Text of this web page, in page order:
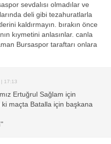
sevdalısı olmadılar ve
deli gibi tezahuratlarla
kaldırmayın. bırakın önce
kıymetini anlasınlar. canla
Bursaspor taraftarı onlara
| 17:13
Ertuğrul Sağlam için
maçta Batalla için başkana